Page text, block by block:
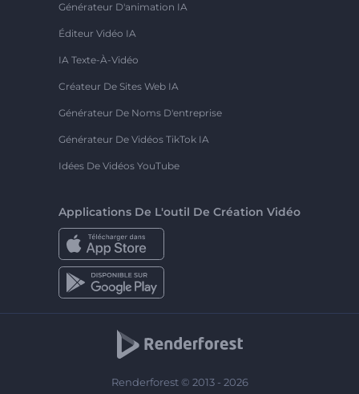
Générateur D'animation IA
Éditeur Vidéo IA
IA Texte-À-Vidéo
Créateur De Sites Web IA
Générateur De Noms D'entreprise
Générateur De Vidéos TikTok IA
Idées De Vidéos YouTube
Applications De L'outil De Création Vidéo
Renderforest © 2013 - 2026